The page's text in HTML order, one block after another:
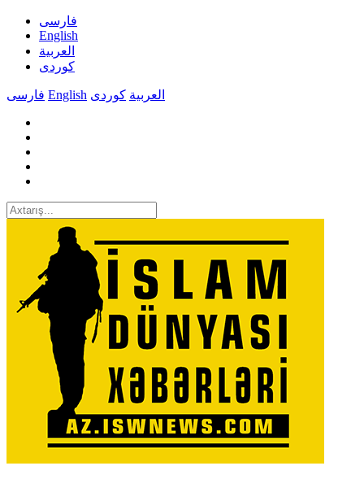
فارسی
English
العربیة
کوردی
فارسی English العربیة کوردی